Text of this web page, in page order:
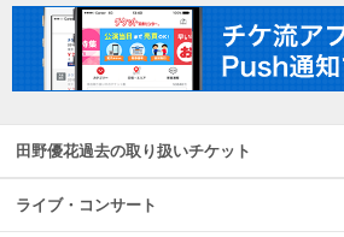
田野優花過去の取り扱いチケット
ライブ・コンサート